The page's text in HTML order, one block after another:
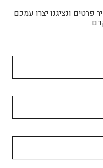
פרטים ונציגנו יצרו עמכם